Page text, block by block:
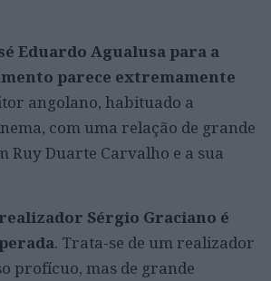
Eduardo Agualusa para a
parece extremamente
angolano, habituado a
com uma relação de grande
Ruy Duarte Carvalho e a sua
Sérgio Graciano é
. Trata-se de um realizador
profícuo, mas de grande